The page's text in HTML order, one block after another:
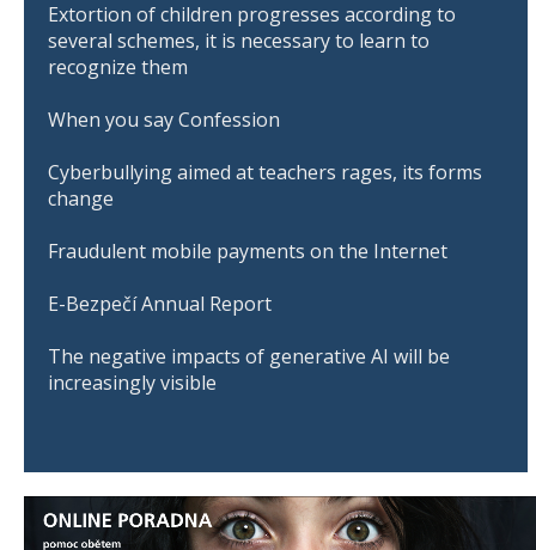
Extortion of children progresses according to
several schemes, it is necessary to learn to
recognize them
When you say Confession
Cyberbullying aimed at teachers rages, its forms
change
Fraudulent mobile payments on the Internet
E-Bezpečí Annual Report
The negative impacts of generative AI will be
increasingly visible